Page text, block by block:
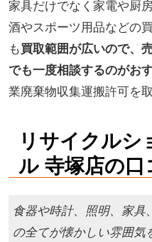
家具だけでなく家電や厨
酒やスポーツ用品などの
も買取範囲が広いので、
でも一度相談するのがお
業廃棄物収集運搬許可を
リサイクルシ
ル 寺塚店の口
食器や時計、照明、家具
の全てが懐かしい雰囲気